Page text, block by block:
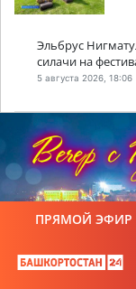
Эльбрус
силачи на
5 августа 2026, 18:06
ПРЯМОЙ ЭФИР